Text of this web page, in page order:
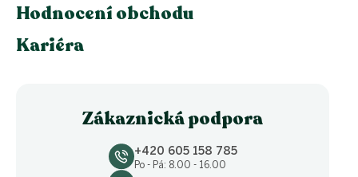
Hodnocení obchodu
Kariéra
Zákaznická podpora
+420 605 158 785
Po - Pá: 8.00 - 16.00